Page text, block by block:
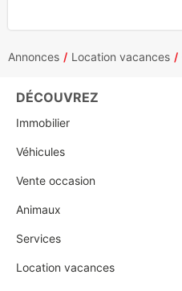
Annonces Location vacances
DÉCOUVREZ
Immobilier
Véhicules
Vente occasion
Animaux
Services
Location vacances